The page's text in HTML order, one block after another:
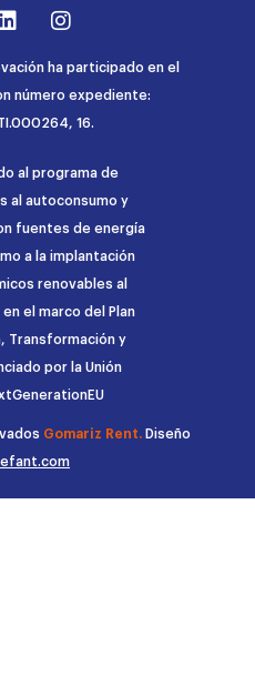
ha participado en el
número expediente:
16.
al programa de
al autoconsumo y
fuentes de energía
a la implantación
renovables al
el marco del Plan
Transformación y
por la Unión
Gomariz Rent. Diseño